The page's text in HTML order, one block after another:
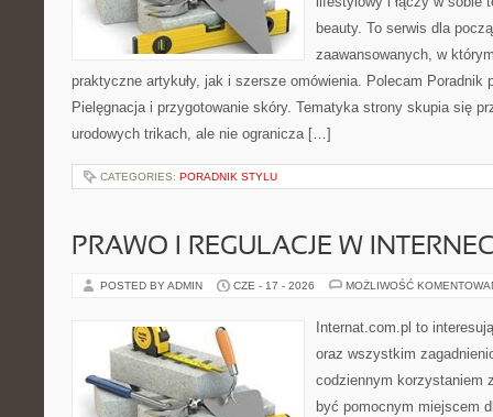
beauty. To serwis dla
zaawansowanych, w
praktyczne artykuły, jak i szersze omówienia. Polecam
Pielęgnacja i przygotowanie skóry. Tematyka strony skupia się
urodowych trikach, ale nie ogranicza […]
CATEGORIES: PORADNIK STYLU
PRAWO I REGULACJE W
POSTED BY ADMIN CZE - 17 - 2026 MOŻLIWOŚĆ
Internat.com.pl to
oraz wszystkim
codziennym korzystaniem
być pomocnym miejscem